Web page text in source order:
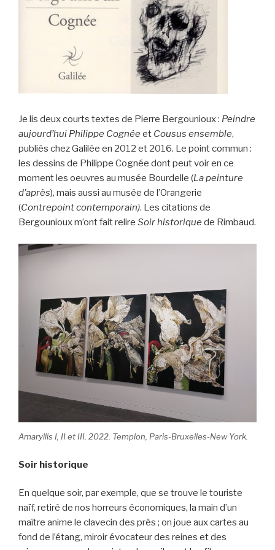
Je lis deux courts textes de Pierre Bergounioux : Peindre
aujourd’hui Philippe Cognée et Cousus ensemble,
publiés chez Galilée en 2012 et 2016. Le point commun :
les dessins de Philippe Cognée dont peut voir en ce
moment les oeuvres au musée Bourdelle (La peinture
d’après), mais aussi au musée de l’Orangerie
(Contrepoint contemporain). Les citations de
Bergounioux m’ont fait relire Soir historique de Rimbaud.
Amaryllis I, II et III. 2022. Templon, Paris-Bruxelles-New York.
Soir historique
En quelque soir, par exemple, que se trouve le touriste
naïf, retiré de nos horreurs économiques, la main d’un
maître anime le clavecin des prés ; on joue aux cartes au
fond de l’étang, miroir évocateur des reines et des